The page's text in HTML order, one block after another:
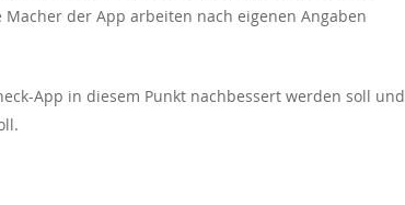
der App arbeiten nach eigenen Angaben
App in diesem Punkt nachbessert werden soll und